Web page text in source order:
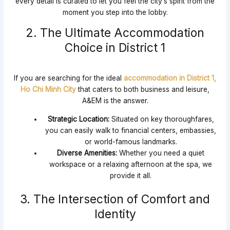
moment you step into the lobby.
2. The Ultimate Accommodation
Choice in District 1
If you are searching for the ideal accommodation in District 1,
Ho Chi Minh Citythat caters to both business and leisure,
A&EM is the answer.
Strategic Location:Situated on key thoroughfares,
you can easily walk to financial centers, embassies,
or world-famous landmarks.
Diverse Amenities: Whether you need a quiet
workspace or a relaxing afternoon at the spa, we
provide it all.
3. The Intersection of Comfort and
Identity